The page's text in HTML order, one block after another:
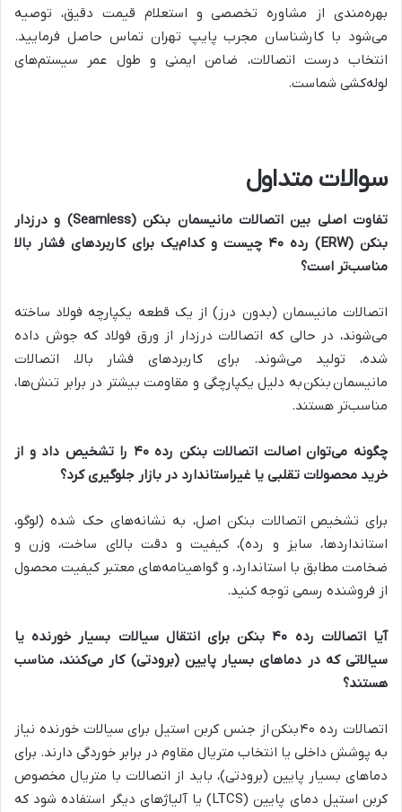
بهره‌مندی از مشاوره تخصصی و استعلام قیمت دقیق، توصیه
می‌شود با کارشناسان مجرب پایپ تهران تماس حاصل فرمایید.
انتخاب درست اتصالات، ضامن ایمنی و طول عمر سیستم‌های
لوله‌کشی شماست.
سوالات متداول
تفاوت اصلی بین اتصالات مانیسمان بنکن(Seamless)
و درزدار
بنکن (ERW) رده ۴۰ چیست و کدام‌یک برای کاربردهای فشار بالا
مناسب‌تر است؟
اتصالات مانیسمان (بدون درز) از یک قطعه یکپارچه فولاد ساخته
می‌شوند، در حالی که اتصالات درزدار از ورق فولاد که جوش داده
شده، تولید می‌شوند. برای کاربردهای فشار بالا، اتصالات
مانیسمان بنکن به دلیل یکپارچگی و مقاومت بیشتر در برابر تنش‌ها،
مناسب‌تر هستند.
چگونه می‌توان اصالت اتصالات بنکن رده۴۰ را تشخیص داد و از
خرید محصولات تقلبی یا غیراستاندارد در بازار جلوگیری کرد؟
برای تشخیص اتصالات بنکن اصل، به نشانه‌های حک شده (لوگو،
استانداردها، سایز و رده)، کیفیت و دقت بالای ساخت، وزن و
ضخامت مطابق با استاندارد، و گواهینامه‌های معتبر کیفیت محصول
از فروشنده رسمی توجه کنید.
آیا اتصالات رده ۴۰ بنکن برای انتقال سیالات بسیار خورنده یا
سیالاتی که در دماهای بسیار پایین (برودتی) کار می‌کنند، مناسب
هستند؟
اتصالات رده ۴۰ بنکن از جنس کربن استیل برای سیالات خورنده نیاز
به پوشش داخلی یا انتخاب متریال مقاوم در برابر خوردگی دارند. برای
دماهای بسیار پایین (برودتی)، باید از اتصالات با متریال مخصوص
کربن استیل دمای پایین (LTCS) یا آلیاژهای دیگر استفاده شود که